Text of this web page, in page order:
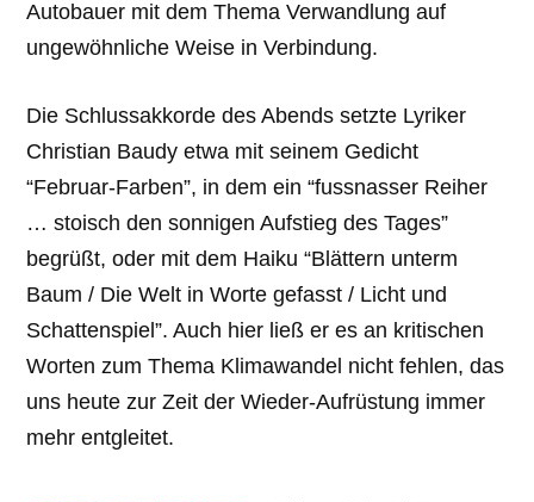
Autobauer mit dem Thema Verwandlung auf
ungewöhnliche Weise in Verbindung.
Die Schlussakkorde des Abends setzte Lyriker
Christian Baudy etwa mit seinem Gedicht
“Februar-Farben”, in dem ein “fussnasser Reiher
… stoisch den sonnigen Aufstieg des Tages”
begrüßt, oder mit dem Haiku “Blättern unterm
Baum / Die Welt in Worte gefasst / Licht und
Schattenspiel”. Auch hier ließ er es an kritischen
Worten zum Thema Klimawandel nicht fehlen, das
uns heute zur Zeit der Wieder-Aufrüstung immer
mehr entgleitet.